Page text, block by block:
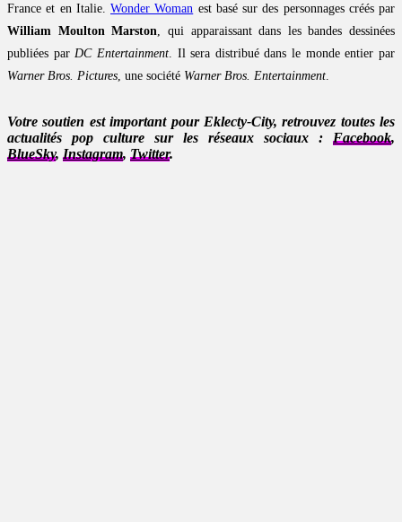
France et en Italie. Wonder Woman est basé sur des personnages créés par
William Moulton Marston, qui apparaissant dans les bandes dessinées
publiées parDC Entertainment. Il sera distribué dans le monde entier par
Warner Bros. Pictures, une société Warner Bros. Entertainment.
Votre soutien est important pour Eklecty-City, retrouvez toutes les
actualités pop culture sur les réseaux sociaux : Facebook,
BlueSky, Instagram, Twitter.